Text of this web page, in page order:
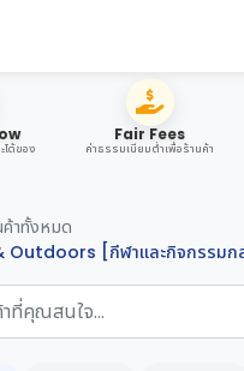
ได้ของ
Fair Fees
ค่าธรรมเนียมต่ำเพื่อร้านค้า
าทั้งหมด
[กีฬาและกิจกรรมก